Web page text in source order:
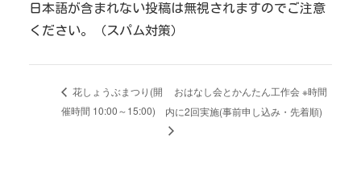
日本語が含まれない投稿は無視されますのでご注意
ください。（スパム対策）
花しょうぶまつり(開
催時間 10:00～15:00)
おはなし会とかんたん工作会 ※時間
内に2回実施(事前申し込み・先着順)